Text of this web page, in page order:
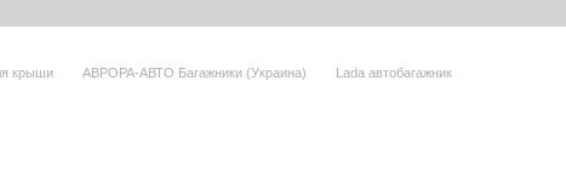
крыши АВРОРА-АВТО Багажники (Украина) Lada автобагажник